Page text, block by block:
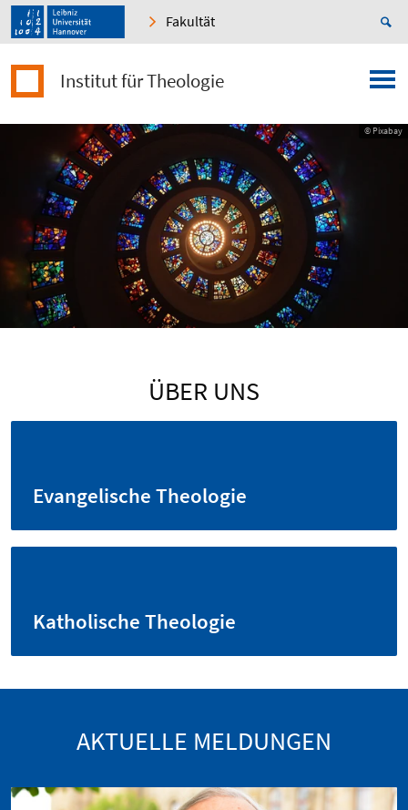
Fakultät
Institut für Theologie
© Pixabay
ÜBER UNS
Evangelische Theologie
Katholische Theologie
AKTUELLE MELDUNGEN